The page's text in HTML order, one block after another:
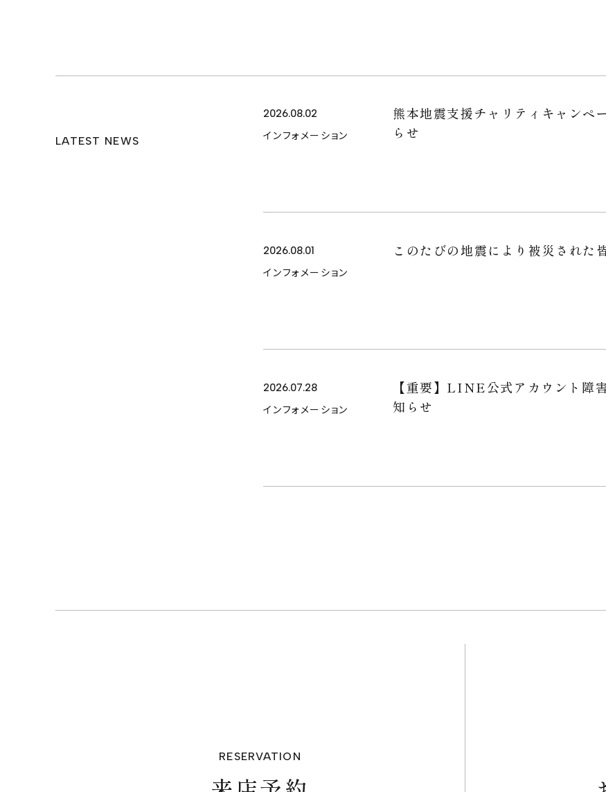
LATEST NEWS
2026.08.02
インフォメーション
熊本地震支援チャリティキャンペ
らせ
2026.08.01
インフォメーション
このたびの地震により被災された
2026.07.28
インフォメーション
【重要】LINE公式アカウント障
知らせ
RESERVATION